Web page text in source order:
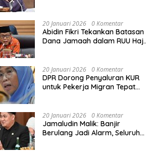
Akibat Bencana
20 Januari 2026 0 Komentar
Abidin Fikri Tekankan Batasan
Dana Jamaah dalam RUU Haji
20 Januari 2026 0 Komentar
DPR Dorong Penyaluran KUR
untuk Pekerja Migran Tepat
PMI
20 Januari 2026 0 Komentar
Jamaludin Malik: Banjir
Berulang Jadi Alarm, Seluruh